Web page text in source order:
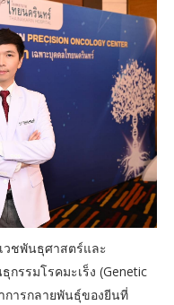
ชพันธุศาสตร์และ
รรมโรคมะเร็ง (Genetic
การกลายพันธุ์ของยีนที่